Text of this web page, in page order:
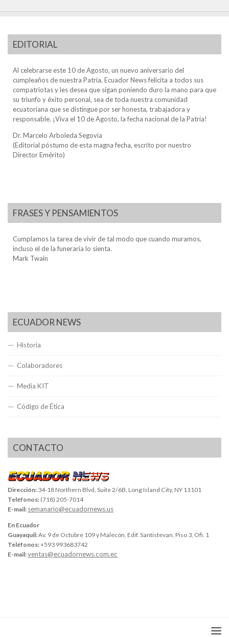
EDITORIAL
Al celebrarse este 10 de Agosto, un nuevo aniversario del
cumpleaños de nuestra Patria, Ecuador News felicita a todos sus
compatriotas y les desea que sigan poniendo duro la mano para que
su triunfo y éxito personal, sea de toda nuestra comunidad
ecuatoriana que se distingue por ser honesta, trabajadora y
responsable. ¡Viva el 10 de Agosto, la fecha nacional de la Patria!
Dr. Marcelo Arboleda Segovia
(Editorial póstumo de esta magna fecha, escrito por nuestro
Director Emérito)
FRASES Y PENSAMIENTOS
Cumplamos la tarea de vivir de tal modo que cuando muramos,
incluso el de la funeraria lo sienta.
Mark Twain
ECUADOR NEWS
Historia
Colaboradores
Media KIT
Código de Ética
CONTACTO
Dirección: 34-18 Northern Blvd, Suite 2/6B, Long Island City, NY 11101
Teléfonos: (718) 205-7014
E-mail: semanario@ecuadornews.us
En Ecuador
Guayaquil:Av. 9 de Octubre 109 y Malecón, Edif. Santistevan, Piso 3, Ofi. 1
Teléfonos:+593 993683742
E-mail:ventas@ecuadornews.com.ec